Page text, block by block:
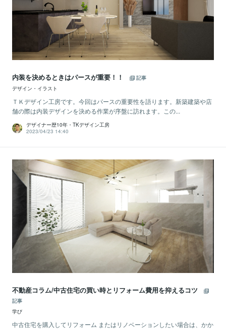
内装を決めるときはパースが重要！！
記事
デザイン・イラスト
ＴＫデザイン工房です。今回はパースの重要性を語ります。新築建築や店
舗の際は内装デザインを決める作業が序盤に訪れます。この...
デザイナー歴10年・TKデザイン工房
2023/04/23 14:40
不動産コラム/中古住宅の買い時とリフォーム費用を抑えるコツ
記事
学び
中古住宅を購入してリフォーム またはリノベーションしたい場合は、かか